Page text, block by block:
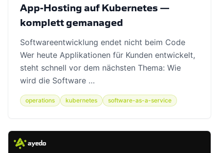
App-Hosting auf Kubernetes —
komplett gemanaged
Softwareentwicklung endet nicht beim Code
Wer heute Applikationen für Kunden entwickelt,
steht schnell vor dem nächsten Thema: Wie
wird die Software …
operations kubernetes software-as-a-service